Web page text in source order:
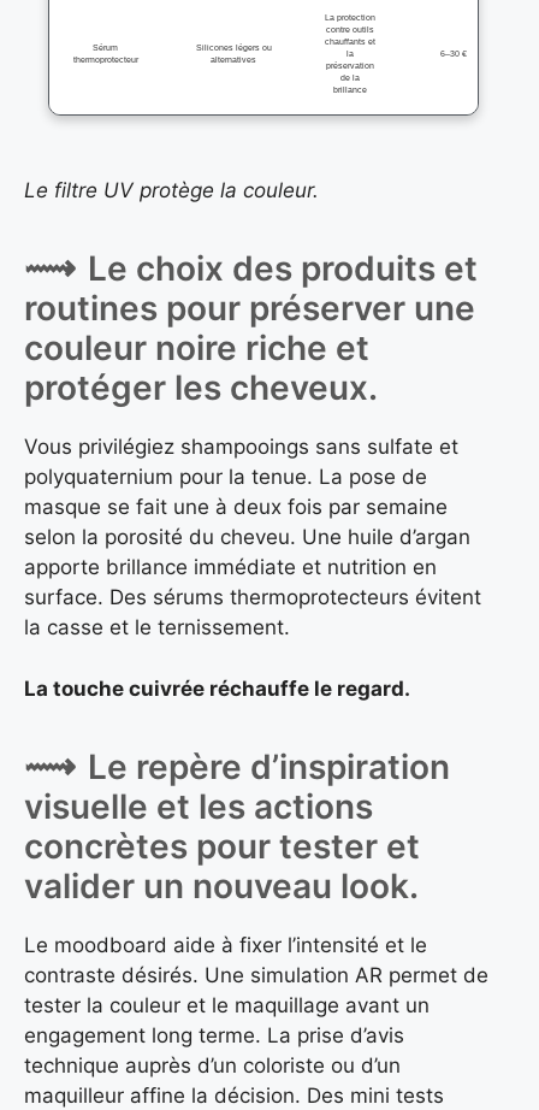
Sérum
thermoprotecteur
Silicones légers ou
alternatives
La protection
contre outils
chauffants et
la
préservation
de la
brillance
6–30 €
Le filtre UV protège la couleur.
Le choix des produits et
routines pour préserver une
couleur noire riche et
protéger les cheveux.
Vous privilégiez shampooings sans sulfate et
polyquaternium pour la tenue. La pose de
masque se fait une à deux fois par semaine
selon la porosité du cheveu. Une huile d’argan
apporte brillance immédiate et nutrition en
surface. Des sérums thermoprotecteurs évitent
la casse et le ternissement.
La touche cuivrée réchauffe le regard.
Le repère d’inspiration
visuelle et les actions
concrètes pour tester et
valider un nouveau look.
Le moodboard aide à fixer l’intensité et le
contraste désirés. Une simulation AR permet de
tester la couleur et le maquillage avant un
engagement long terme. La prise d’avis
technique auprès d’un coloriste ou d’un
maquilleur affine la décision. Des mini tests